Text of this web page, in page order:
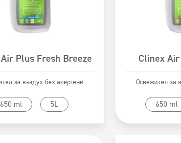
Plus Fresh Breeze
за въздух без алергени
650 ml 5L
продукта
Clinex
Освежител за
650 ml
Към